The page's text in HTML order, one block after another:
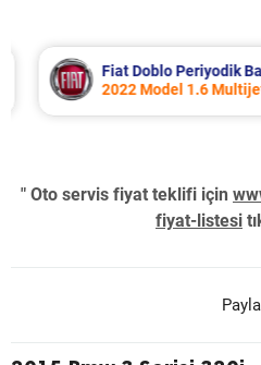
Fiat Doblo Periyodik
2022 Model 1.6 Multijet
" Oto servis fiyat teklifi için
fiyat-listesi